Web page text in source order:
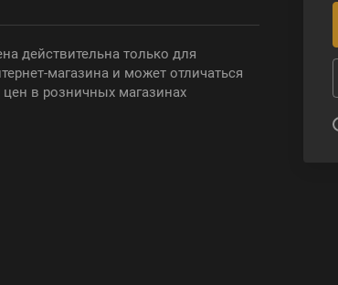
действительна только для
магазина и может отличаться
цен в розничных магазинах